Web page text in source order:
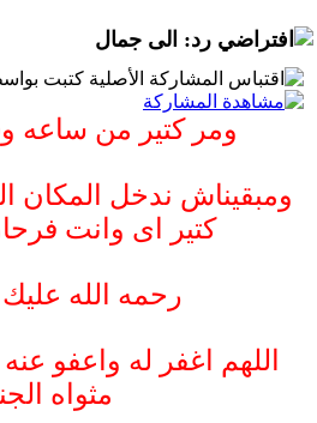
رد: الى جمال
المشاركة الأصلية كتبت
ومر كتير من ساعه
ومبقيناش ندخل المكان
كتير اى وانت
رحمه الله
اللهم اغفر له واعفو
مثواه